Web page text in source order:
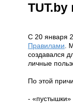
TUT.by
С 20 января
Правилами .
создавался
личные
По этой
- «пустышки»